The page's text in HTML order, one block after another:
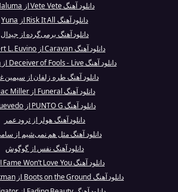
دانلود آهنگ Vete Vete از Maluma
دانلود آهنگ Risk It All از Yuna
دانلود آهنگ برمی‌گرده از جیدال
دانلود آهنگ Caravan از Robert L. Euvino
دانلود آهنگ Deceiver of Fools - Live از Within ...
دانلود آهنگ طره زلفان از سیمین
دانلود آهنگ Funeral از Mac Miller
دانلود آهنگ PUNTO G از Quevedo
دانلود آهنگ هولر از ثرود عمر
دانلود آهنگ مثل هم نمی‌شیم از
دانلود آهنگ نفس از گوگوش
دانلود آهنگ Fame Won’t Love You از Sia
دانلود آهنگ Boots on the Ground از Henry Jackman